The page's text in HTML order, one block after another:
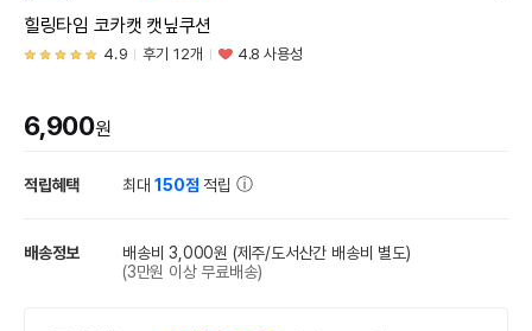
힐링타임 코카캣 캣닢쿠션
4.9 후기 12개 4.8 사용성
6,900원
적립혜택 최대150점 적립
배송정보 배송비 3,000원 (제주/도서산간 배송비 별도)
(3만원 이상 무료배송)